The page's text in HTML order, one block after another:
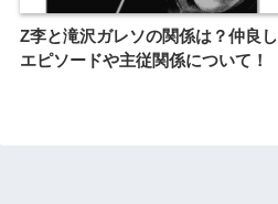
Z李と滝沢ガレソの関係は？仲良し
エピソードや主従関係について！